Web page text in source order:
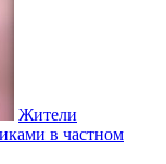
Жители
в частном